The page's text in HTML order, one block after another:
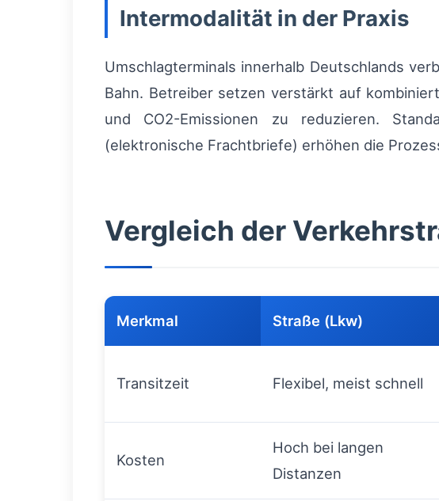
Intermodalität in der Praxis
Umschlagterminals innerhalb Deutschlands
Bahn. Betreiber setzen verstärkt auf
und CO2-Emissionen zu reduzieren.
(elektronische Frachtbriefe) erhöhen die
Vergleich der
Merkmal Straße (Lkw)
Transitzeit Flexibel, meist schnell
Kosten
Hoch bei langen
Distanzen